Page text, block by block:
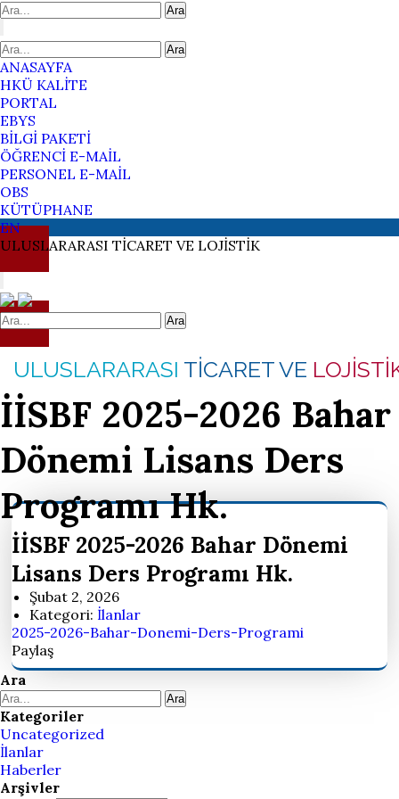
Ara
Ara
ANASAYFA
HKÜ KALİTE
PORTAL
EBYS
BİLGİ PAKETİ
ÖĞRENCİ E-MAİL
PERSONEL E-MAİL
OBS
KÜTÜPHANE
EN
ULUSLARARASI TİCARET VE LOJİSTİK
Ara
ULUSLARARASI TİCARET VE
İİSBF 2025-2026 Bahar
Dönemi Lisans Ders
Programı Hk.
İİSBF 2025-2026 Bahar Dönemi
Lisans Ders Programı Hk.
Şubat 2, 2026
Kategori: İlanlar
2025-2026-Bahar-Donemi-Ders-Programi
Paylaş
Ara
Ara
Kategoriler
Uncategorized
İlanlar
Haberler
Arşivler